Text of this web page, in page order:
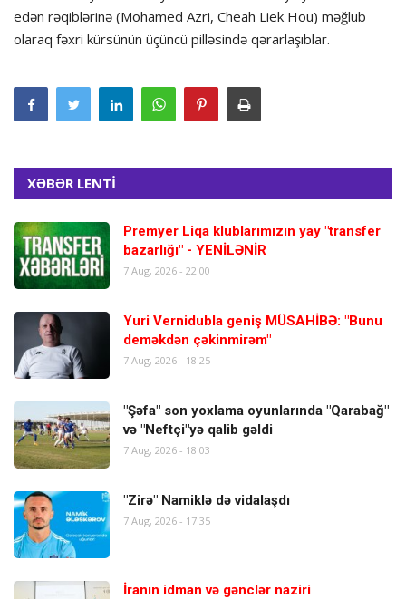
edən rəqiblərinə (Mohamed Azri, Cheah Liek Hou) məğlub
olaraq fəxri kürsünün üçüncü pilləsində qərarlaşıblar.
XƏBƏR LENTİ
Premyer Liqa klublarımızın yay "transfer
bazarlığı" - YENİLƏNİR
7 Aug, 2026 - 22:00
Yuri Vernidubla geniş MÜSAHİBƏ: "Bunu
deməkdən çəkinmirəm"
7 Aug, 2026 - 18:25
"Şəfa" son yoxlama oyunlarında "Qarabağ"
və "Neftçi"yə qalib gəldi
7 Aug, 2026 - 18:03
"Zirə" Namiklə də vidalaşdı
7 Aug, 2026 - 17:35
İranın idman və gənclər naziri